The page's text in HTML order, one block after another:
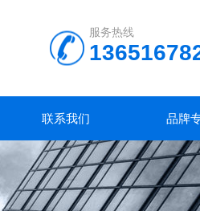
服务热线
联系我们 品牌